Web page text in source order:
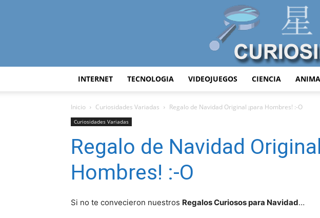
INTERNET TECNOLOGIA VIDEOJUEGOS CIENCIA
Inicio Curiosidades Variadas Regalo de Navidad Original ¡para Hombres! :-O
Curiosidades Variadas
Regalo de Navidad
Hombres! :-O
Si no te convecieron nuestros Regalos Curiosos para Navidad…